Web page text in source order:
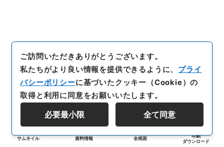
サムネイル 資料情報 全画面
印刷
ダウンロード
ご訪問いただきありがとうございます。
私たちがより良い情報を提供できるように、 プライ
バシーポリシーに基づいたクッキー（Cookie）の
取得と利用に同意をお願いいたします。
必要最小限 全て同意